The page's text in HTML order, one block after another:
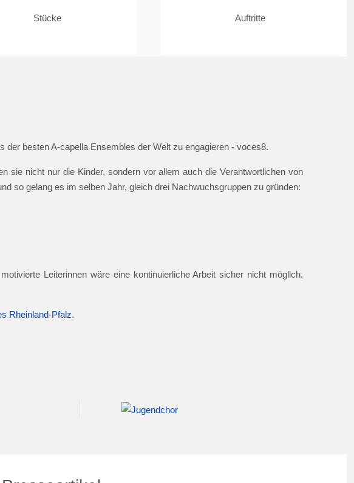
Stücke Auftritte
der besten A-capella Ensembles der Welt zu engagieren - voces8.
sie nicht nur die Kinder, sondern vor allem auch die Verantwortlichen von
so gelang es im selben Jahr, gleich drei Nachwuchsgruppen zu gründen:
Leiterinnen wäre eine kontinuierliche Arbeit sicher nicht möglich,
Rheinland-Pfalz.